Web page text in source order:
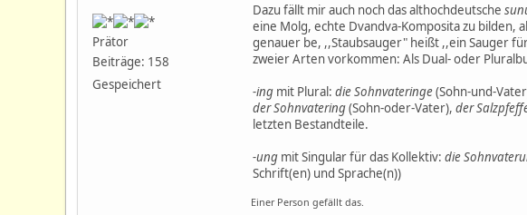
Prätor
Beiträge: 158
Gespeichert
Dazu fällt mir auch noch das althochdeutsche
eine Molg, echte Dvandva-Komposita zu bilden,
genauer be, ,,Staubsauger" heißt ,,ein Sauger
zweier Arten vorkommen: Als Dual- oder
-ing mit Plural: die Sohnvateringe(Sohn-und-
der Sohnvatering(Sohn-oder-Vater), der
letzten Bestandteile.
-ung mit Singular für das Kollektiv: die
Schrift(en) und Sprache(n))
Einer Person gefällt das.